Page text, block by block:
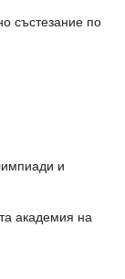
състезание по
и
академия на